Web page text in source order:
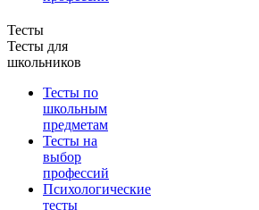
Тесты
Тесты для
школьников
Тесты по
школьным
предметам
Тесты на
выбор
профессий
Психологические
тесты